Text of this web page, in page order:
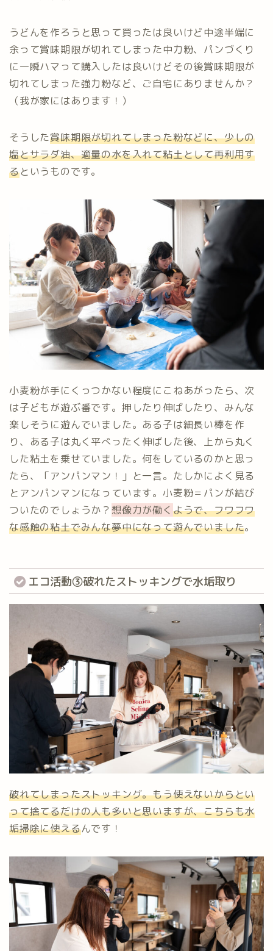
うどんを作ろうと思って買ったは良いけど中途半端に
余って賞味期限が切れてしまった中力粉、パンづくり
に一瞬ハマって購入したは良いけどその後賞味期限が
切れてしまった強力粉など、ご自宅にありませんか？
（我が家にはあります！）
そうした賞味期限が切れてしまった粉などに、少しの
塩とサラダ油、適量の水を入れて粘土として再利用す
るというものです。
小麦粉が手にくっつかない程度にこねあがったら、次
は子どもが遊ぶ番です。押したり伸ばしたり、みんな
楽しそうに遊んでいました。ある子は細長い棒を作
り、ある子は丸く平べったく伸ばした後、上から丸く
した粘土を乗せていました。何をしているのかと思っ
たら、「アンパンマン！」と一言。たしかによく見る
とアンパンマンになっています。小麦粉＝パンが結び
ついたのでしょうか？想像力が働く ようで、フワフワ
な感触の粘土でみんな夢中になって遊んでいました。
エコ活動③破れたストッキングで水垢取り
破れてしまったストッキング。もう使えないからとい
って捨てるだけの人も多いと思いますが、こちらも水
垢掃除に使えるんです！